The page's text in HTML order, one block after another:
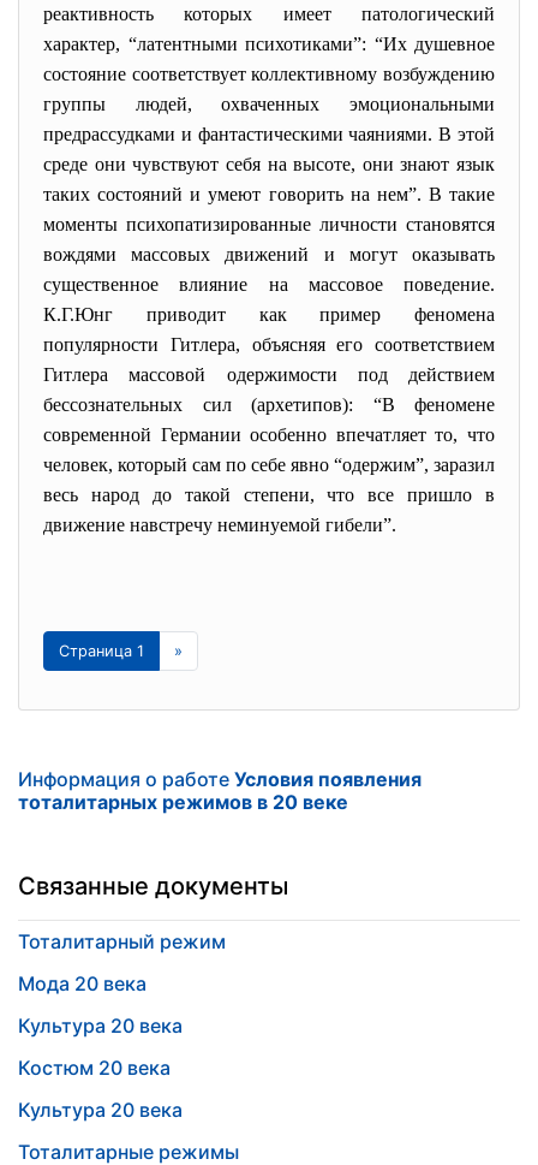
реактивность которых имеет патологический
характер, “латентными психотиками”: “Их душевное
состояние соответствует коллективному возбуждению
группы людей, охваченных эмоциональными
предрассудками и фантастическими чаяниями. В этой
среде они чувствуют себя на высоте, они знают язык
таких состояний и умеют говорить на нем”. В такие
моменты психопатизированные личности становятся
вождями массовых движений и могут оказывать
существенное влияние на массовое поведение.
К.Г.Юнг приводит как пример феномена
популярности Гитлера, объясняя его соответствием
Гитлера массовой одержимости под действием
бессознательных сил (архетипов): “В феномене
современной Германии особенно впечатляет то, что
человек, который сам по себе явно “одержим”, заразил
весь народ до такой степени, что все пришло в
движение навстречу неминуемой гибели”.
Страница 1 »
Информация о работе Условия появления
тоталитарных режимов в 20 веке
Связанные документы
Тоталитарный режим
Мода 20 века
Культура 20 века
Костюм 20 века
Культура 20 века
Тоталитарные режимы